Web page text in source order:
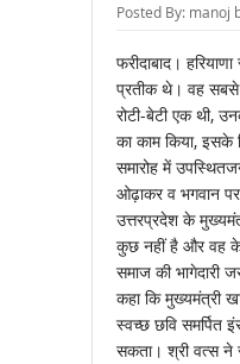
Posted By: manoj
फरीदाबाद।
प्रतीक थे। वह सबसे
रोटी-बेटी एक थी,
का काम किया, इसके
समारोह में
ओढ़ाकर व भगवान
उत्तरप्रदेश के
कुछ नहीं है और वह
समाज की भागेदारी
कहा कि मुख्यमंत्री
स्वच्छ छवि समर्पित
सकता। श्री वत्स ने